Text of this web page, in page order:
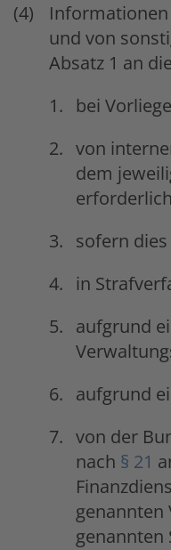
Informationen
und von
Absatz 1 an
bei
von
dem
sofern
in
aufgrund
aufgrund
von der
nach § 21
genannten
genannten